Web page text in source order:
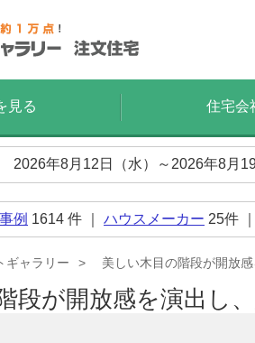
見る 住宅会
2026年8月12日（水）～2026年8月
例 1614 件 ｜ ハウスメーカー 25件
ギャラリー 美しい木目の階段が開放
段が開放感を演出し